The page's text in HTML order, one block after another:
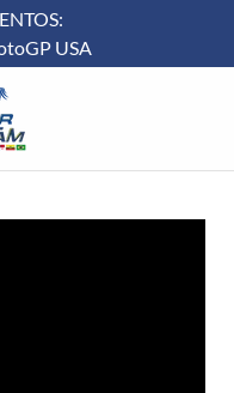
USA